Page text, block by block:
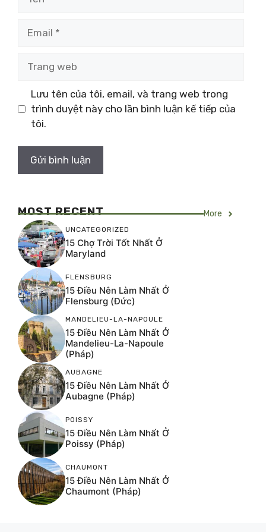
web
Lưu tên của tôi, email, và trang web trong
trình duyệt này cho lần bình luận kế tiếp của
tôi.
MOST RECENT More
UNCATEGORIZED
15 Chợ Trời Tốt Nhất Ở
Maryland
FLENSBURG
15 Điều Nên Làm Nhất Ở
Flensburg (Đức)
MANDELIEU-LA-NAPOULE
15 Điều Nên Làm Nhất Ở
Mandelieu-La-Napoule
(Pháp)
AUBAGNE
15 Điều Nên Làm Nhất Ở
Aubagne (Pháp)
POISSY
15 Điều Nên Làm Nhất Ở
Poissy (Pháp)
CHAUMONT
15 Điều Nên Làm Nhất Ở
Chaumont (Pháp)